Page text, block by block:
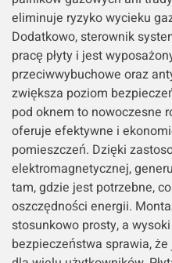
eliminuje ryzyko wycieku
Dodatkowo, sterownik
pracę płyty i jest
przeciwwybuchowe oraz
zwiększa poziom
pod oknem to nowoczesne
oferuje efektywne i
pomieszczeń. Dzięki
elektromagnetycznej,
tam, gdzie jest potrzebne,
oszczędności energii.
stosunkowo prosty, a
bezpieczeństwa sprawia,